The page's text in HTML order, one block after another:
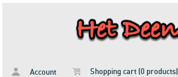
Account Shopping cart (0 products)